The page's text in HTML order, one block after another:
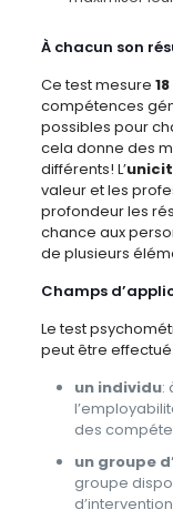
À chacun son
Ce test mesure
compétences
possibles pour
cela donne des
différents! L’
valeur et les
profondeur les
chance aux
de plusieurs
Champs
Le test
peut être effectué
un individu:
des
un groupe
groupe